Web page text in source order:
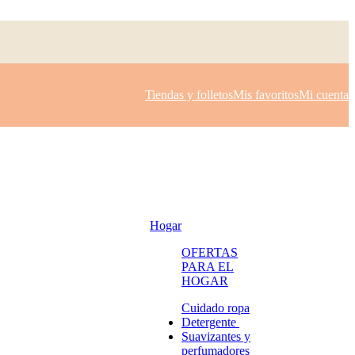
Tiendas y folletosMis favoritosMi cuenta
Hogar
OFERTAS
PARA EL
HOGAR
Cuidado ropa
Detergente
Suavizantes y
perfumadores